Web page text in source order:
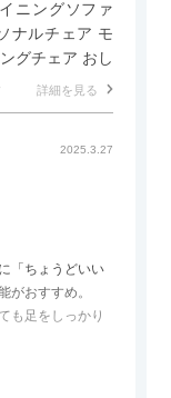
ニングソファ
ナルチェア モ
グチェア おし
詳細を見る
2025.3.27
「ちょうどいい
がおすすめ。
も足をしっかり
できるのが嬉し